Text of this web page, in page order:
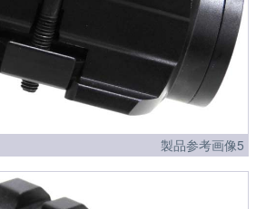
製品参考画像5